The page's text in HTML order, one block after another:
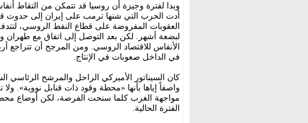
وبدا لفترة وجيزة أن روسيا قد تتمكن من التقاط
أدت الحرب التي شنها ترمب على إيران إلى حدوث
العقوبات المفروضة على قطاع النفط الروسي،
لبضعة أشهر. لكن بعد التوصل إلى اتفاق مع طهران
الأنفاس للاقتصاد الروسي. ومن المرجح أن تتراجع
في الداخل صعوبات في الإنتاج.
كان السيناتور الأميركي الراحل والمرشح
واصفاً إياها بأنها «محطة وقود ذات قنابل نووية». ولا
مواجهة الغرب كلما سنحت الفرصة، لكن أوضاع
الفترة الحالية.